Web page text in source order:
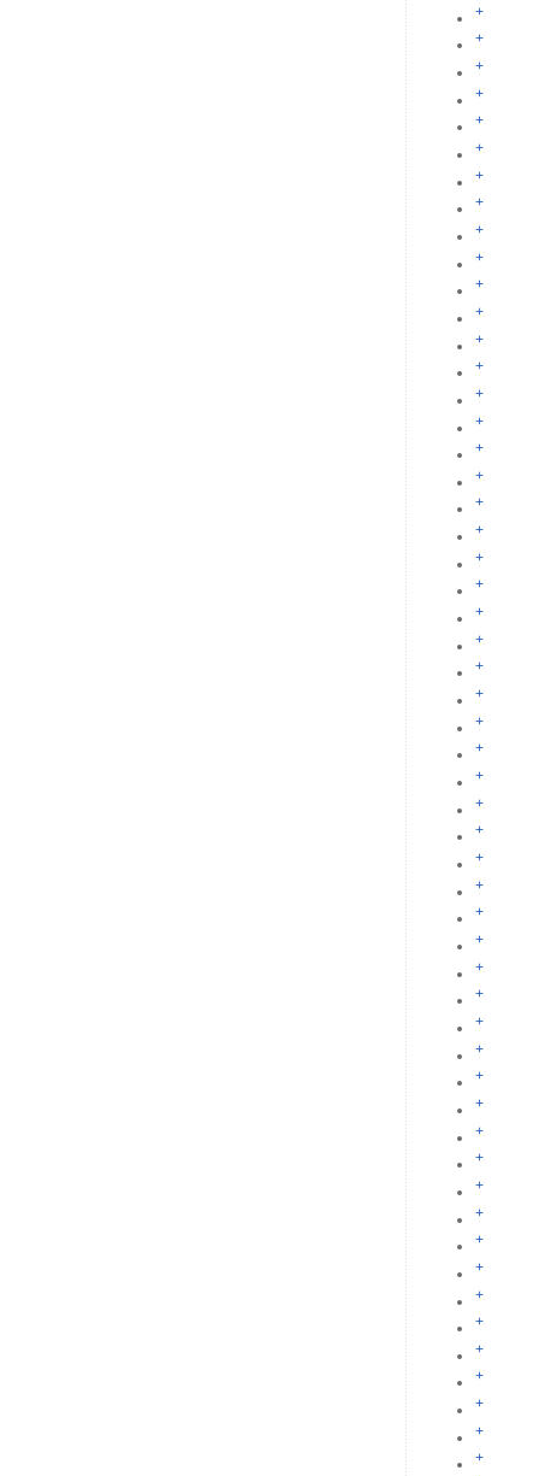
+
+
+
+
+
+
+
+
+
+
+
+
+
+
+
+
+
+
+
+
+
+
+
+
+
+
+
+
+
+
+
+
+
+
+
+
+
+
+
+
+
+
+
+
+
+
+
+
+
+
+
+
+
+